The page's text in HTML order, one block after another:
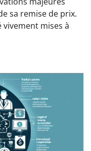
sa remise de prix.
mises à